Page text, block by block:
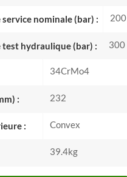
service nominale (bar) : 200
test hydraulique (bar) : 300
34CrMo4
: 232
: Convex
39.4kg